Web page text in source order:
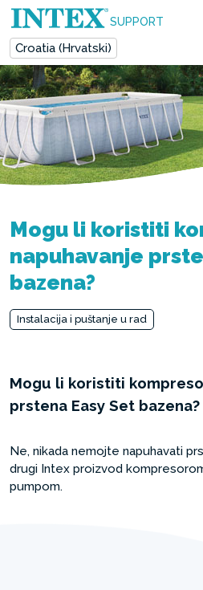
SUPPORT
Croatia (Hrvatski)
Mogu li koristiti
napuhavanje
bazena?
Instalacija i puštanje u rad
Mogu li koristiti
prstena Easy Set bazena?
Ne, nikada nemojte napuhavati
drugi Intex proizvod
pumpom.